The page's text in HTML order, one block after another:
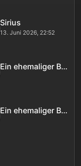
Sirius
13. Juni 2026, 22:52
Ein ehemaliger Benutzer
Ein ehemaliger Benutzer